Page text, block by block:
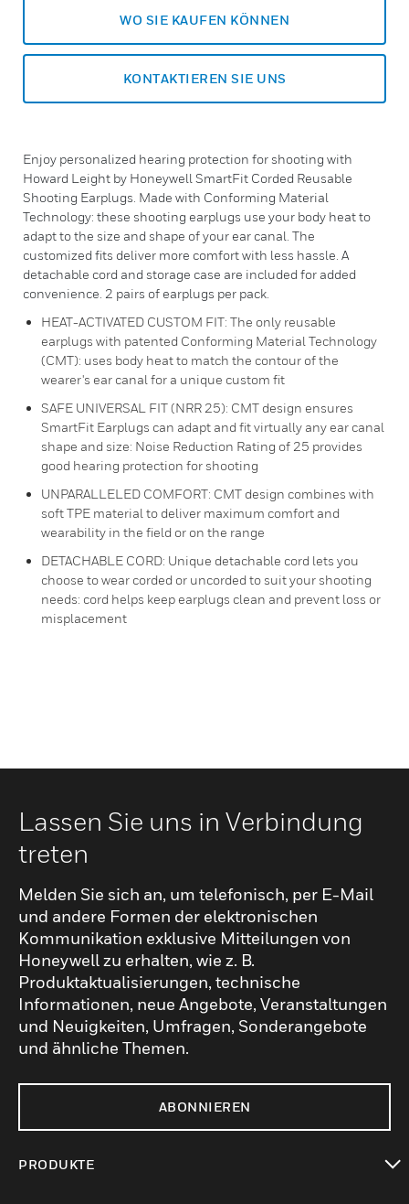
WO SIE KAUFEN KÖNNEN
KONTAKTIEREN SIE UNS
Enjoy personalized hearing protection for shooting with
Howard Leight by Honeywell SmartFit Corded Reusable
Shooting Earplugs. Made with Conforming Material
Technology: these shooting earplugs use your body heat to
adapt to the size and shape of your ear canal. The
customized fits deliver more comfort with less hassle. A
detachable cord and storage case are included for added
convenience. 2 pairs of earplugs per pack.
HEAT-ACTIVATED CUSTOM FIT: The only reusable
earplugs with patented Conforming Material Technology
(CMT): uses body heat to match the contour of the
wearer's ear canal for a unique custom fit
SAFE UNIVERSAL FIT (NRR 25): CMT design ensures
SmartFit Earplugs can adapt and fit virtually any ear canal
shape and size: Noise Reduction Rating of 25 provides
good hearing protection for shooting
UNPARALLELED COMFORT: CMT design combines with
soft TPE material to deliver maximum comfort and
wearability in the field or on the range
DETACHABLE CORD: Unique detachable cord lets you
choose to wear corded or uncorded to suit your shooting
needs: cord helps keep earplugs clean and prevent loss or
misplacement
Lassen Sie uns in Verbindung
treten
Melden Sie sich an, um telefonisch, per E-Mail
und andere Formen der elektronischen
Kommunikation exklusive Mitteilungen von
Honeywell zu erhalten, wie z. B.
Produktaktualisierungen, technische
Informationen, neue Angebote, Veranstaltungen
und Neuigkeiten, Umfragen, Sonderangebote
und ähnliche Themen.
ABONNIEREN
PRODUKTE